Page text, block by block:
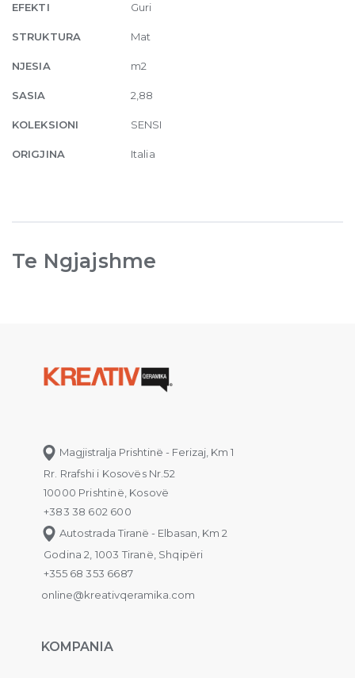
EFEKTI Guri
STRUKTURA Mat
NJESIA m2
SASIA 2,88
KOLEKSIONI SENSI
ORIGJINA Italia
Te Ngjajshme
Magjistralja Prishtinë - Ferizaj, Km 1
Rr. Rrafshi i Kosovës Nr.52
10000 Prishtinë, Kosovë
+383 38 602 600
Autostrada Tiranë - Elbasan, Km 2
Godina 2, 1003 Tiranë, Shqipëri
+355 68 353 6687
online@kreativqeramika.com
KOMPANIA